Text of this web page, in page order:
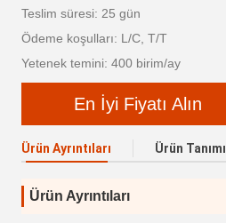
Teslim süresi: 25 gün
Ödeme koşulları: L/C, T/T
Yetenek temini: 400 birim/ay
En İyi Fiyatı Alın
Ürün Ayrıntıları Ürün Tanımı
Ürün Ayrıntıları